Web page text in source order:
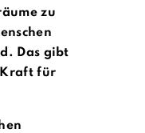
zu
Das gibt
Kraft für